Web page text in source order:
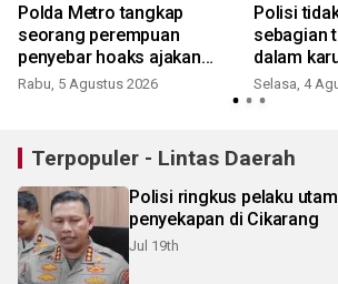
Polda Metro tangkap
seorang perempuan
penyebar hoaks ajakan
demonstrasi jelang HUT RI
Rabu, 5 Agustus 2026
Polisi
sebagian
dalam
Selasa, 4
Terpopuler - Lintas Daerah
Polisi ringkus pelaku
penyekapan di Cikarang
Jul 19th